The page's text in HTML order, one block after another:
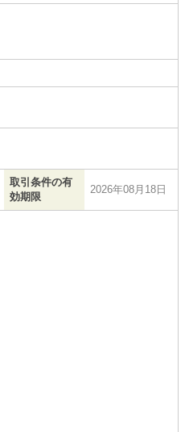
取引条件の有
効期限
2026年08月18日